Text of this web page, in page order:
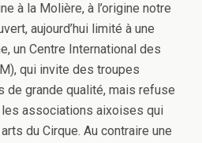
à la Molière, à l’origine notre
aujourd’hui limité à une
un Centre International des
qui invite des troupes
de grande qualité, mais refuse
associations aixoises qui
du Cirque. Au contraire une